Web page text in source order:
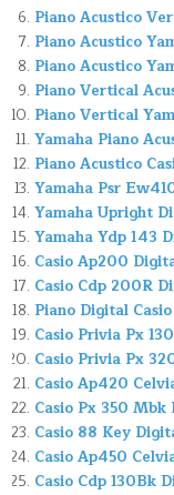
Piano Acustico
Piano Acustico
Piano Acustico
Piano Vertical
Piano Vertical
Yamaha Piano
Piano Acustico
Yamaha Psr
Yamaha Upright
Yamaha Ydp 143
Casio Ap200
Casio Cdp 200R
Piano Digital
Casio Privia Px
Casio Privia Px
Casio Ap420
Casio Px 350
Casio 88 Key
Casio Ap450
Casio Cdp 130Bk